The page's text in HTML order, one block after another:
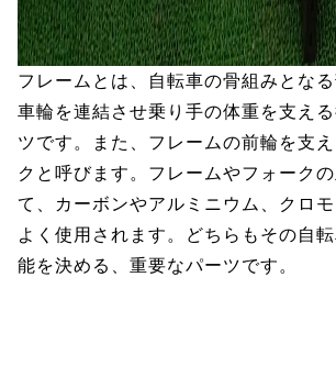
フレームとは、自転車の骨組みとな
車輪を連結させ乗り手の体重を支え
ツです。また、フレームの前輪を支
クと呼びます。フレームやフォーク
て、カーボンやアルミニウム、クロ
よく使用されます。どちらもその自
能を決める、重要なパーツです。